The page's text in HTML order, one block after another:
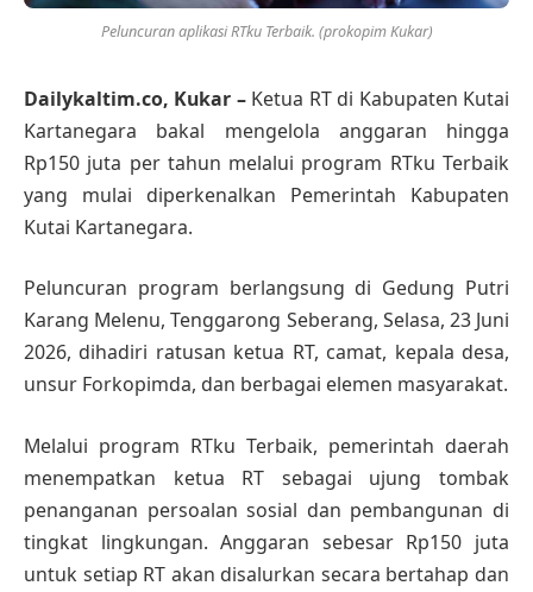
Peluncuran aplikasi RTku Terbaik. (prokopim Kukar)
Dailykaltim.co, Kukar – Ketua RT di Kabupaten Kutai
Kartanegara bakal mengelola anggaran hingga
Rp150 juta per tahun melalui program RTku Terbaik
yang mulai diperkenalkan Pemerintah Kabupaten
Kutai Kartanegara.
Peluncuran program berlangsung di Gedung Putri
Karang Melenu, Tenggarong Seberang, Selasa, 23 Juni
2026, dihadiri ratusan ketua RT, camat, kepala desa,
unsur Forkopimda, dan berbagai elemen masyarakat.
Melalui program RTku Terbaik, pemerintah daerah
menempatkan ketua RT sebagai ujung tombak
penanganan persoalan sosial dan pembangunan di
tingkat lingkungan. Anggaran sebesar Rp150 juta
untuk setiap RT akan disalurkan secara bertahap dan